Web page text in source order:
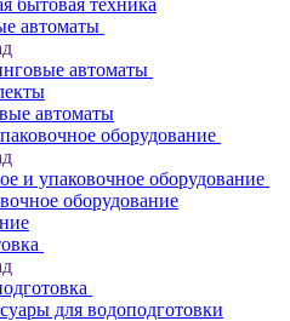
бытовая техника
автоматы
автоматы
автоматы
оборудование
и упаковочное оборудование
оборудование
для водоподготовки